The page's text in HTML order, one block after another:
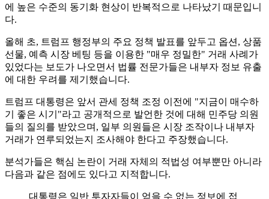
에 높은 수준의 동기화 현상이 반복적으로 나타났기 때문입니
다.
올해 초, 트럼프 행정부의 주요 정책 발표를 앞두고 옵션, 상품
선물, 예측 시장 베팅 등을 이용한 "매우 정밀한" 거래 사례가
있었다는 보도가 나오면서 법률 전문가들은 내부자 정보 유출
에 대한 우려를 제기했습니다.
트럼프 대통령은 앞서 관세 정책 조정 이전에 "지금이 매수하
기 좋은 시기"라고 공개적으로 발언한 것에 대해 민주당 의원
들의 질의를 받았으며, 일부 의원들은 시장 조작이나 내부자
거래가 연루되었는지 조사해야 한다고 주장했습니다.
분석가들은 핵심 논란이 거래 자체의 적법성 여부뿐만 아니라
다음과 같은 점에도 있다고 지적합니다.
대통령은 일반 투자자들이 얻을 수 없는 정보에 접